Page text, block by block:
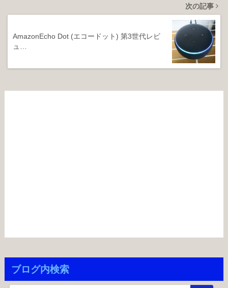
次の記事
AmazonEcho Dot (エコードット) 第3世代レビ
ュ…
ブログ内検索